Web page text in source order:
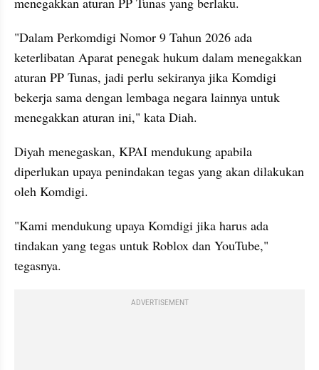
"Dalam Perkomdigi Nomor 9 Tahun 2026 ada
keterlibatan Aparat penegak hukum dalam menegakkan
aturan PP Tunas, jadi perlu sekiranya jika Komdigi
bekerja sama dengan lembaga negara lainnya untuk
menegakkan aturan ini," kata Diah.
Diyah menegaskan, KPAI mendukung apabila
diperlukan upaya penindakan tegas yang akan dilakukan
oleh Komdigi.
"Kami mendukung upaya Komdigi jika harus ada
tindakan yang tegas untuk Roblox dan YouTube,"
tegasnya.
ADVERTISEMENT